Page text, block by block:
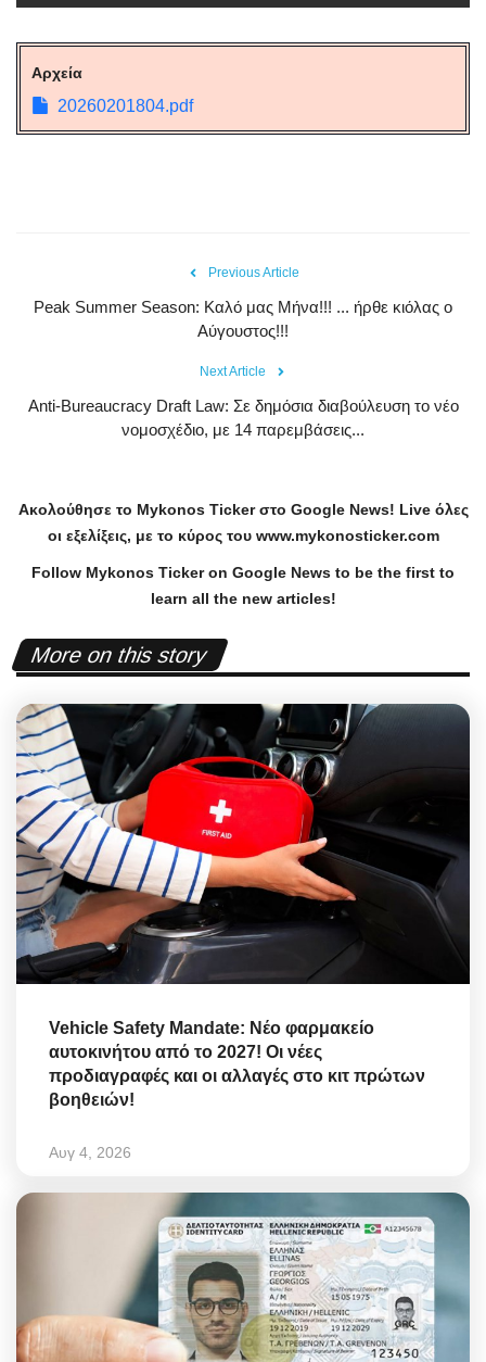
Αρχεία
20260201804.pdf
Previous Article
Peak Summer Season: Kαλό μας Μήνα!!! ... ήρθε κιόλας ο
Αύγουστος!!!
Next Article
Anti-Bureaucracy Draft Law: Σε δημόσια διαβούλευση το νέο
νομοσχέδιο, με 14 παρεμβάσεις...
Ακολούθησε το Mykonos Tickerστο Google News! Liveόλες
οι εξελίξεις, με το κύρος του www.mykonosticker.com
Follow Mykonos Ticker on Google News to be the first to
learn all the new articles!
More on this story
Vehicle Safety Mandate: Νέο φαρμακείο
αυτοκινήτου από το 2027! Οι νέες
προδιαγραφές και οι αλλαγές στο κιτ πρώτων
βοηθειών!
Αυγ 4, 2026